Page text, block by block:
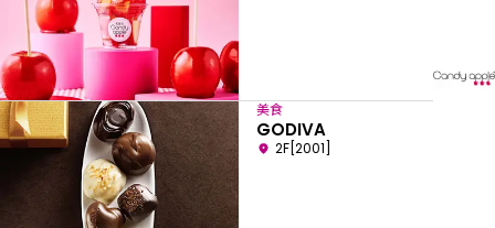
美食
GODIVA
2F[2001]